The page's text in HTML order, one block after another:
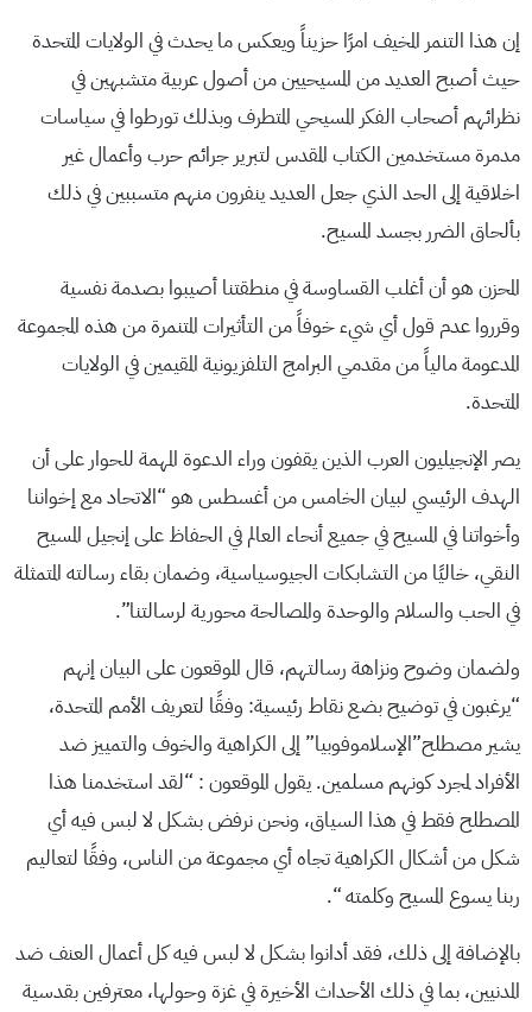
إن هذا التنمر المخيف امرًا حزيناً ويعكس ما يحدث في الولايات المتحدة
حيث أصبح العديد من المسيحيين من أصول عربية متشبهين في
نظرائهم أصحاب الفكر المسيحي المتطرف وبذلك تورطوا في سياسات
مدمرة مستخدمين الكتاب المقدس لتبرير جرائم حرب وأعمال غير
اخلاقية إلى الحد الذي جعل العديد ينفرون منهم متسببين في ذلك
بألحاق الضرر بجسد المسيح.
المحزن هو أن أغلب القساوسة في منطقتنا أصيبوا بصدمة نفسية
وقرروا عدم قول أي شيء خوفاً من التأثيرات المتنمرة من هذه المجموعة
المدعومة مالياً من مقدمي البرامج التلفزيونية المقيمين في الولايات
المتحدة.
يصر الإنجيليون العرب الذين يقفون وراء الدعوة المهمة للحوار على أن
الهدف الرئيسي لبيان الخامس من أغسطس هو “الاتحاد مع إخواننا
وأخواتنا في المسيح في جميع أنحاء العالم في الحفاظ على إنجيل المسيح
النقي، خاليًا من التشابكات الجيوسياسية، وضمان بقاء رسالته المتمثلة
في الحب والسلام والوحدة والمصالحة محورية لرسالتنا”.
ولضمان وضوح ونزاهة رسالتهم، قال الموقعون على البيان إنهم
“يرغبون في توضيح بضع نقاط رئيسية: وفقًا لتعريف الأمم المتحدة،
يشير مصطلح”الإسلاموفوبيا” إلى الكراهية والخوف والتمييز ضد
الأفراد لمجرد كونهم مسلمين. يقول الموقعون : “لقد استخدمنا هذا
المصطلح فقط في هذا السياق، ونحن نرفض بشكل لا لبس فيه أي
شكل من أشكال الكراهية تجاه أي مجموعة من الناس، وفقًا لتعاليم
ربنا يسوع المسيح وكلمته “.
بالإضافة إلى ذلك، فقد أدانوا بشكل لا لبس فيه كل أعمال العنف ضد
المدنيين، بما في ذلك الأحداث الأخيرة في غزة وحولها، معترفين بقدسية